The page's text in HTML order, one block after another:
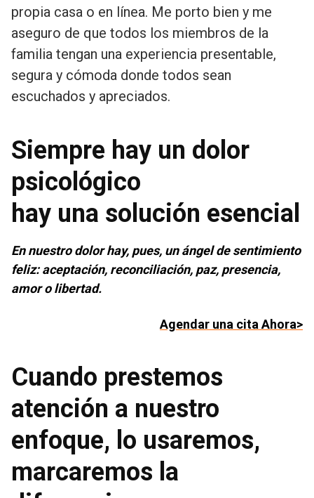
propia casa o en línea. Me porto bien y me
aseguro de que todos los miembros de la
familia tengan una experiencia presentable,
segura y cómoda donde todos sean
escuchados y apreciados.
Siempre hay un dolor
psicológico
hay una solución esencial
En nuestro dolor hay, pues, un ángel de sentimiento
feliz: aceptación, reconciliación, paz, presencia,
amor o libertad.
Agendar una cita Ahora>
Cuando prestemos
atención a nuestro
enfoque, lo usaremos,
marcaremos la